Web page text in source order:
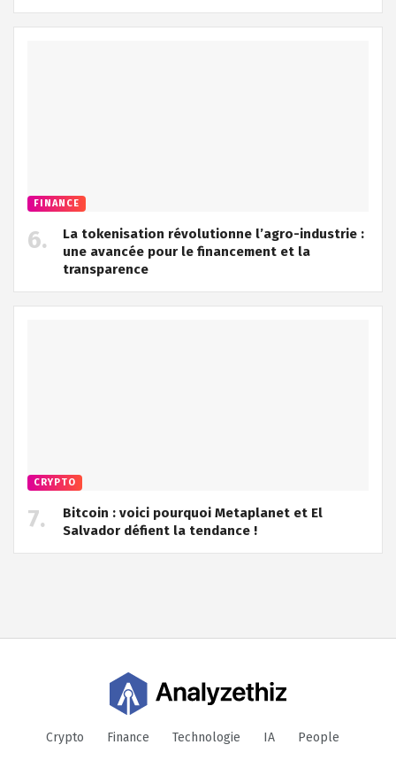
FINANCE
La tokenisation révolutionne l’agro-industrie :
une avancée pour le financement et la
transparence
CRYPTO
Bitcoin : voici pourquoi Metaplanet et El
Salvador défient la tendance !
Crypto Finance Technologie IA People